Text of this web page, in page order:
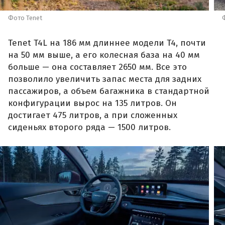
Фото Tenet
Tenet T4L на 186 мм длиннее модели T4, почти
на 50 мм выше, а его колесная база на 40 мм
больше — она составляет 2650 мм. Все это
позволило увеличить запас места для задних
пассажиров, а объем багажника в стандартной
конфигурации вырос на 135 литров. Он
достигает 475 литров, а при сложенных
сиденьях второго ряда — 1500 литров.